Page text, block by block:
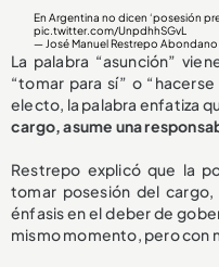
En Argentina no dicen ‘posesión
pic.twitter.com/UnpdhhSGvL
— José Manuel Restrepo Abondano
La palabra “asunción”
“tomar para sí” o
electo, la palabra enfatiza
cargo, asume una
Restrepo explicó que la
tomar posesión del
énfasis en el deber de
mismo momento, pero con